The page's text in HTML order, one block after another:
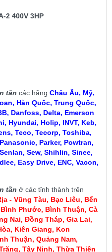
2 400V 3HP
tần các hãng Châu Âu, Mỹ,
Hàn Quốc, Trung Quốc,
Danfoss, Delta, Emerson
Hyundai, Holip, INVT, Keb,
Teco, Tecorp, Toshiba,
Parker, Powtran,
Sew, Shihlin, Sinee,
Easy Drive, ENC, Vacon,
tần ở các tỉnh thành trên
- Vũng Tàu, Bạc Liêu, Bến
Phước, Bình Thuận, Cà
Nai, Đồng Tháp, Gia Lai,
Kiên Giang, Kon
Thuận, Quảng Nam,
Tây Ninh, Thừa Thiên